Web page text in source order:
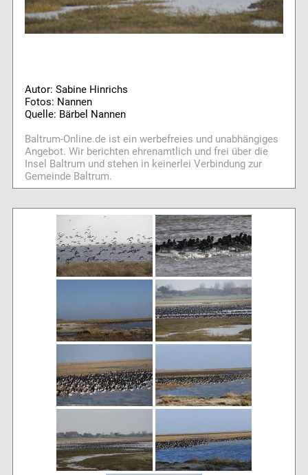
Autor: Sabine Hinrichs
Fotos: Nannen
Quelle: Bärbel Nannen
Baltrum-Online.de ist ein werbefreies und unabhängiges
Angebot. Wir berichten ehrenamtlich und frei über die
Insel Baltrum und stehen in keinerlei Verbindung zur
Gemeinde Baltrum.